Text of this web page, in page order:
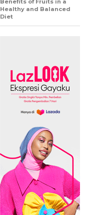
Benefits of Fruits in a
Healthy and Balanced
Diet